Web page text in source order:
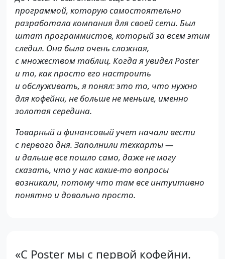
программой, которую самостоятельно
разработала компания для своей сети. Был
штат программистов, который за всем этим
следил. Она была очень сложная,
с множеством таблиц. Когда я увидел Poster
и то, как просто его настроить
и обслуживать, я понял: это то, что нужно
для кофейни, не больше не меньше, именно
золотая середина.
Товарный и финансовый учет начали вести
с первого дня. Заполнили техкарты —
и дальше все пошло само, даже не могу
сказать, что у нас какие-то вопросы
возникали, потому что там все интуитивно
понятно и довольно просто.
«С Poster мы с первой кофейни.